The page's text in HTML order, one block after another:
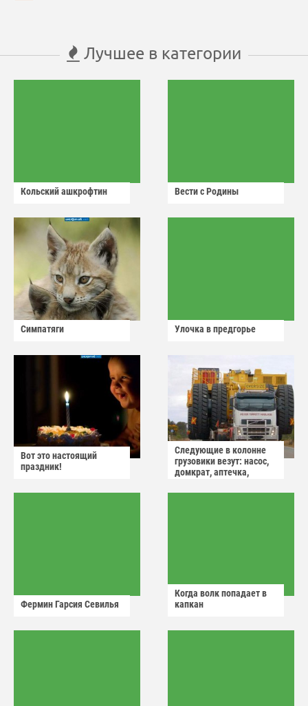
Лучшее в категории
Кольский ашкрофтин Вести с Родины
Симпатяги Улочка в предгорье
Вот это настоящий
праздник!
Следующие в колонне
грузовики везут: насос,
домкрат, аптечка,
Фермин Гарсия Севилья
Когда волк попадает в
капкан